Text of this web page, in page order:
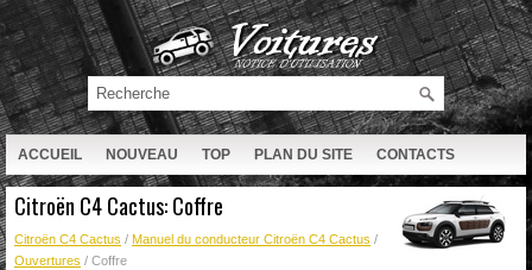
ACCUEIL NOUVEAU TOP PLAN DU SITE CONTACTS
RECHERCHE
Citroën C4 Cactus: Coffre
Citroën C4 Cactus / Manuel du conducteur Citroën C4 Cactus /
Ouvertures / Coffre